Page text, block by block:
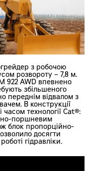
з робочою
розвороту – 7,8 м.
922 AWD впевнено
збільшеного
переднім відвалом з
В конструкції
часом технології Cat®:
поршневим
блок пропорційно-
досягти
гідравліки.